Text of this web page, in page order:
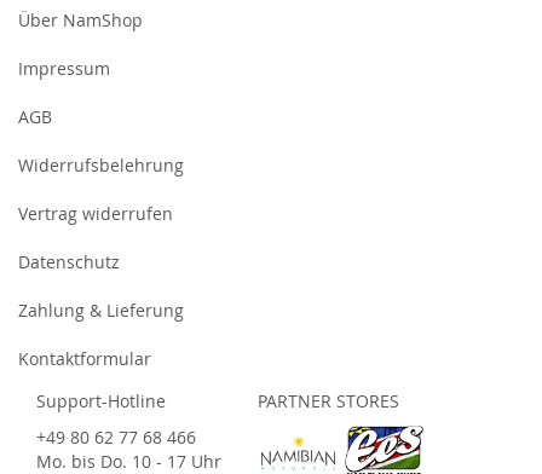
Über NamShop
Impressum
AGB
Widerrufsbelehrung
Vertrag widerrufen
Datenschutz
Zahlung & Lieferung
Kontaktformular
Support-Hotline
+49 80 62 77 68 466
Mo. bis Do. 10 - 17 Uhr
PARTNER STORES